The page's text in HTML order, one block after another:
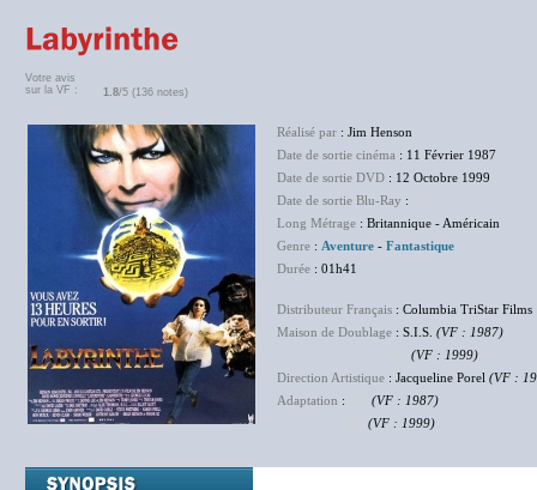
Votre avis
sur la VF :
1.8/5 (136 notes)
Réalisé par : Jim Henson
Date de sortie cinéma : 11 Février 1987
Date de sortie DVD : 12 Octobre 1999
Date de sortie Blu-Ray :
Long Métrage : Britannique - Américain
Genre : Aventure - Fantastique
Durée : 01h41
Distributeur Français : Columbia TriStar Films
Maison de Doublage : S.I.S. (VF : 1987)
(VF : 1999)
Direction Artistique : Jacqueline Porel (VF :
Adaptation :
(VF : 1987)
(VF : 1999)